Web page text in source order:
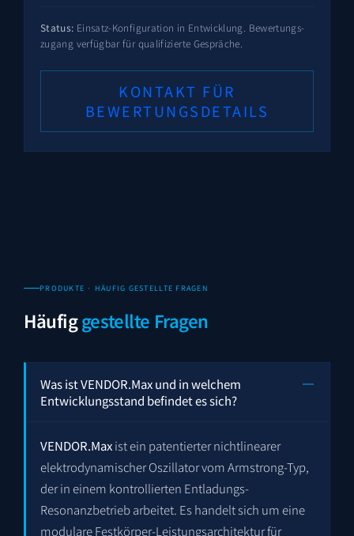
Status: Einsatz-Konfiguration in Entwicklung. Bewertungs­
zugang verfügbar für qualifizierte Gespräche.
KONTAKT FÜR
BEWERTUNGS­DETAILS
PRODUKTE · HÄUFIG GESTELLTE FRAGEN
Häufiggestellte Fragen
Was ist VENDOR.Max und in welchem
Entwicklungsstand befindet es sich?
VENDOR.Maxist ein patentierter nichtlinearer
elektrodynamischer Oszillator vom Armstrong-Typ,
der in einem kontrollierten Entladungs-
Resonanzbetrieb arbeitet. Es handelt sich um eine
modulare Festkörper-Leistungsarchitektur für